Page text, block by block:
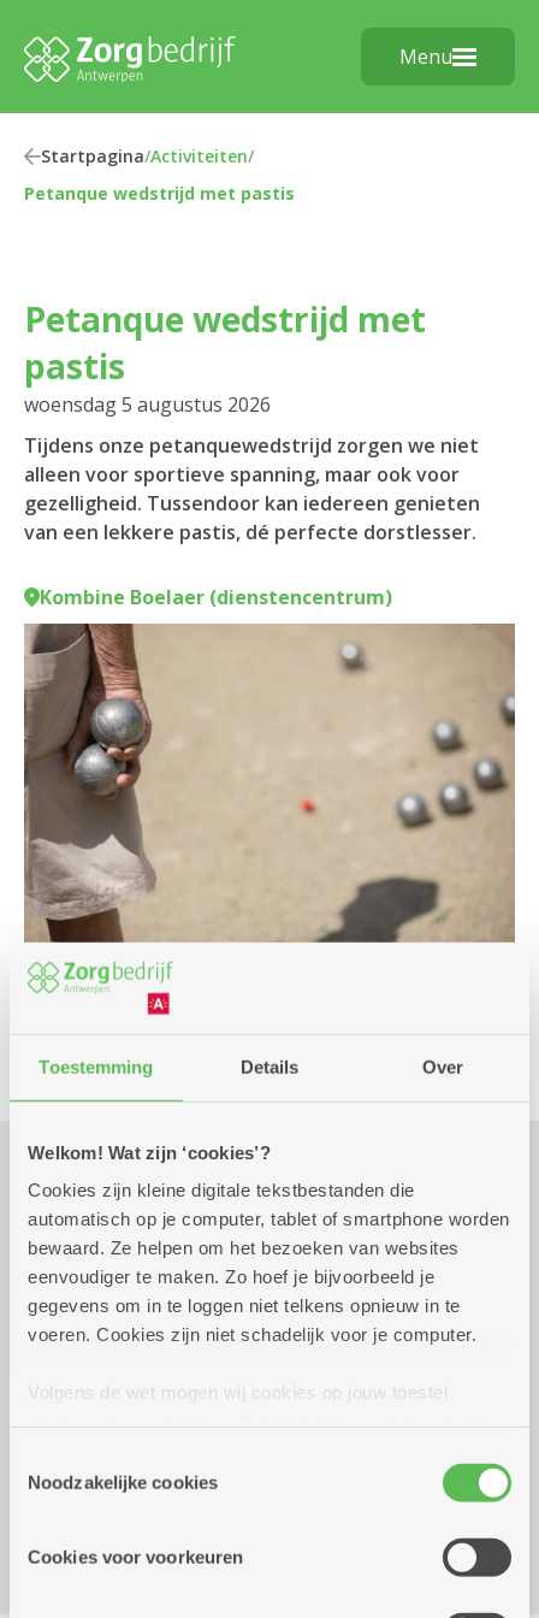
Toestemming Details Over
Welkom! Wat zijn ‘cookies’?
Cookies zijn kleine digitale tekstbestanden die
automatisch op je computer, tablet of smartphone worden
bewaard. Ze helpen om het bezoeken van websites
eenvoudiger te maken. Zo hoef je bijvoorbeeld je
gegevens om in te loggen niet telkens opnieuw in te
voeren. Cookies zijn niet schadelijk voor je computer.
Volgens de wet mogen wij cookies op jouw toestel
cookies hebben we jouw toestemming nodig. Sommige
cookies worden geplaatst door derde partijen die een
informatie over jouw (geanonimiseerd) gebruik van onze
Noodzakelijke cookies
Cookies voor voorkeuren
Menu
Startpagina/Activiteiten/
Petanque wedstrijd met pastis
Petanque wedstrijd met
pastis
woensdag 5 augustus 2026
Tijdens onze petanquewedstrijd zorgen we niet
alleen voor sportieve spanning, maar ook voor
gezelligheid. Tussendoor kan iedereen genieten
van een lekkere pastis, dé perfecte dorstlesser.
Kombine Boelaer (dienstencentrum)
Spel
Praktisch
woensdag 5 augustus
2026
14.00 uur tot 16.00
uur
4 euro
Kombine Boelaer (dienstencentrum)